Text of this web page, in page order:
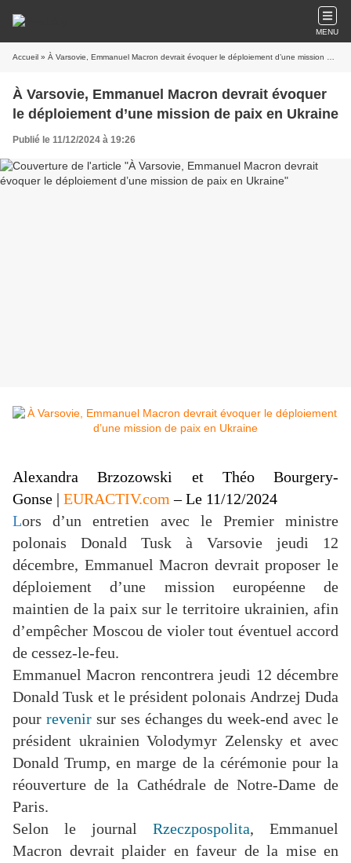
MENU
Accueil » À Varsovie, Emmanuel Macron devrait évoquer le déploiement d’une mission de paix en Ukraine
À Varsovie, Emmanuel Macron devrait évoquer
le déploiement d’une mission de paix en Ukraine
Publié le 11/12/2024 à 19:26
Alexandra Brzozowski et Théo Bourgery-
Gonse | EURACTIV.com – Le 11/12/2024
Lors d’un entretien avec le Premier ministre
polonais Donald Tusk à Varsovie jeudi 12
décembre, Emmanuel Macron devrait proposer le
déploiement d’une mission européenne de
maintien de la paix sur le territoire ukrainien, afin
d’empêcher Moscou de violer tout éventuel accord
de cessez-le-feu.
Emmanuel Macron rencontrera jeudi 12 décembre
Donald Tusk et le président polonais Andrzej Duda
pour revenirsur ses échanges du week-end avec le
président ukrainien Volodymyr Zelensky et avec
Donald Trump, en marge de la cérémonie pour la
réouverture de la Cathédrale de Notre-Dame de
Paris.
Selon le journal Rzeczpospolita, Emmanuel
Macron devrait plaider en faveur de la mise en